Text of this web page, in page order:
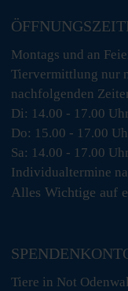
Montags und an
Tiervermittlung nur
nachfolgenden
Di: 14.00 - 17.00
Do: 15.00 - 17.00
Sa: 14.00 - 17.00
Individualtermine
Alles Wichtige auf
Tiere in Not